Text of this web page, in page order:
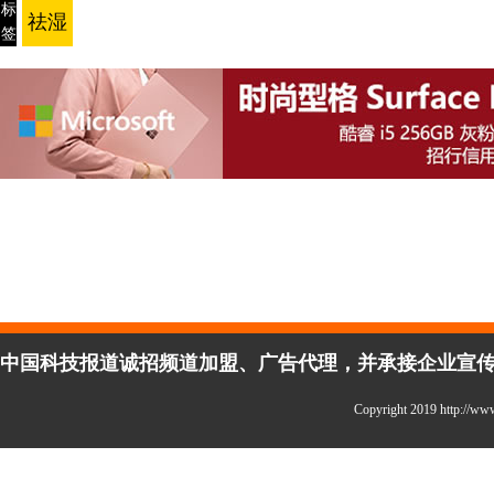
标
签
祛湿
中国科技报道诚招频道加盟、广告代理，并承接企业宣
Copyright 2019 http://